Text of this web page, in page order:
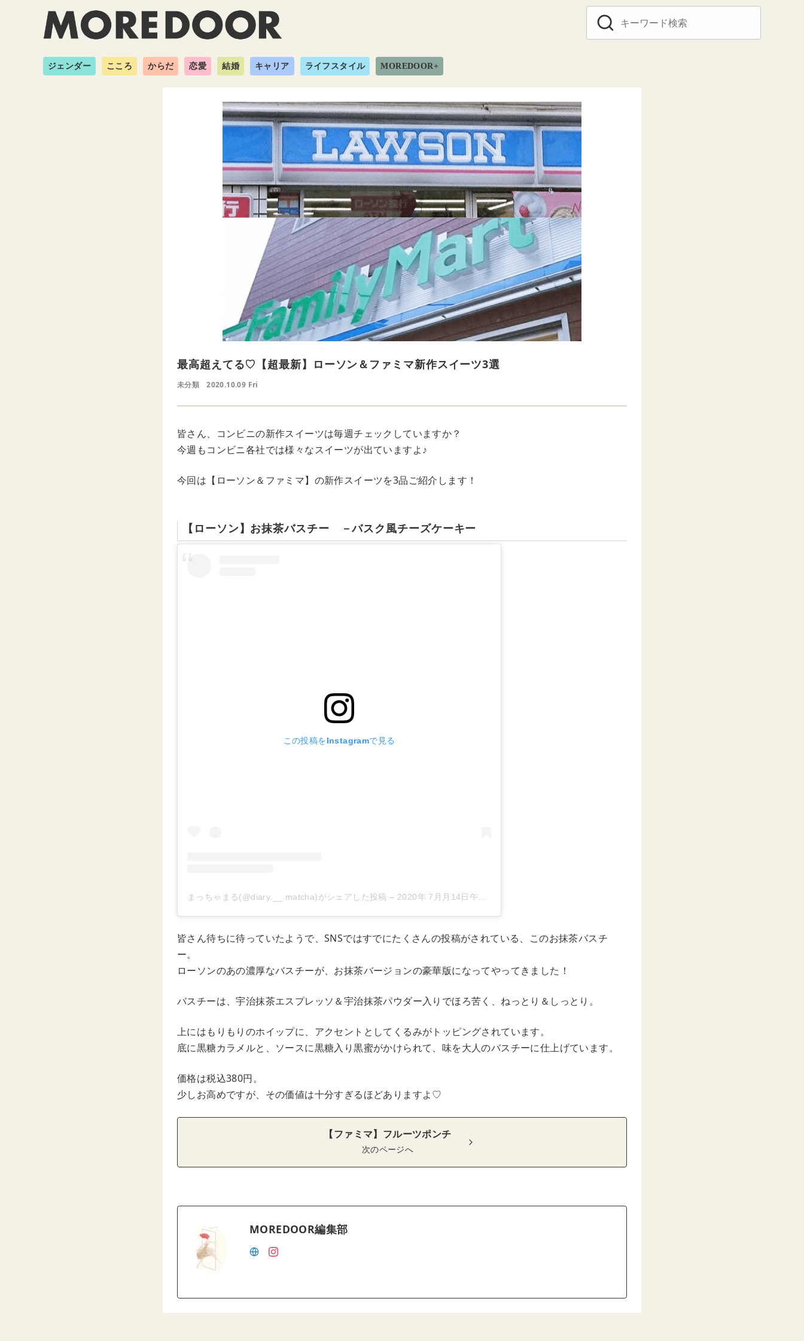
ジェンダー こころ からだ 恋愛 結婚 キャリア ライフスタイル MOREDOOR+
最高超えてる♡【超最新】ローソン＆ファミマ新作スイーツ3選
未分類 2020.10.09 Fri
皆さん、コンビニの新作スイーツは毎週チェックしていますか？
今週もコンビニ各社では様々なスイーツが出ていますよ♪
今回は【ローソン＆ファミマ】の新作スイーツを3品ご紹介します！
【ローソン】お抹茶バスチー －バスク風チーズケーキー
この投稿をInstagramで見る
まっちゃまる(@diary.__.matcha)がシェアした投稿 – 2020年 7月月14日午前5時55分PDT
皆さん待ちに待っていたようで、SNSではすでにたくさんの投稿がされている、このお抹茶バスチ
ー。
ローソンのあの濃厚なバスチーが、お抹茶バージョンの豪華版になってやってきました！
バスチーは、宇治抹茶エスプレッソ＆宇治抹茶パウダー入りでほろ苦く、ねっとり＆しっとり。
上にはもりもりのホイップに、アクセントとしてくるみがトッピングされています。
底に黒糖カラメルと、ソースに黒糖入り黒蜜がかけられて、味を大人のバスチーに仕上げています。
価格は税込380円。
少しお高めですが、その価値は十分すぎるほどありますよ♡
【ファミマ】フルーツポンチ
次のページへ
MOREDOOR編集部